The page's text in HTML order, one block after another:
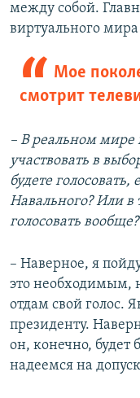
между собой.
виртуального мира
Мое
смотрит
– В реальном мире
участвовать в
будете
Навального? Или в
голосовать вообще?
– Наверное, я
это необходимым,
отдам свой голос.
президенту.
он, конечно, будет
надеемся на